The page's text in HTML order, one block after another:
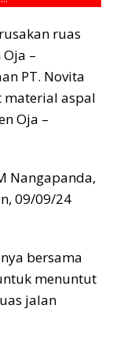
ruas
–
PT. Novita
material aspal
Oja –
Nangapanda,
09/09/24
bersama
menuntut
jalan